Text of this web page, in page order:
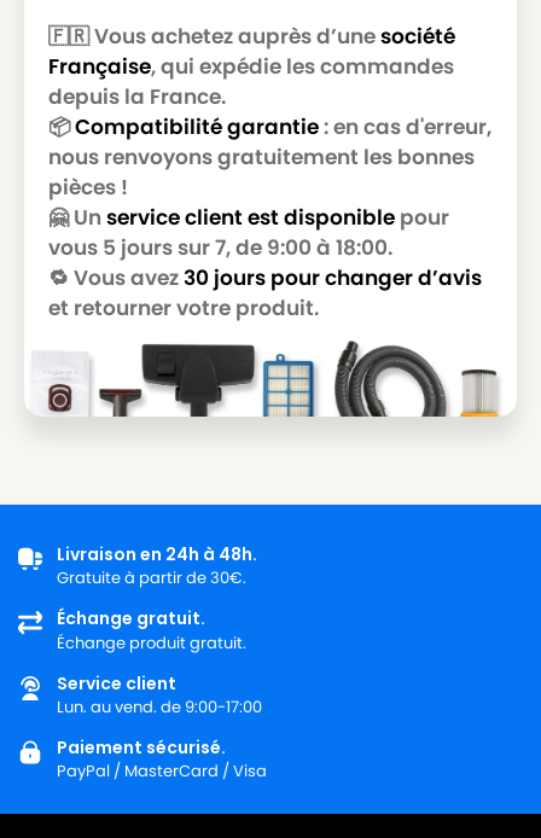
🇫🇷 Vous achetez auprès d’unesociété
Française, qui expédie les commandes
depuis la France.
📦Compatibilité garantie: en cas d'erreur,
nous renvoyons gratuitement les bonnes
pièces !
🤗 Un service client est disponible pour
vous 5 jours sur 7, de 9:00 à 18:00.
🔁 Vous avez30 jours pour changer d’avis
et retourner votre produit.
Livraison en 24h à 48h.
Gratuite à partir de 30€.
Échange gratuit.
Échange produit gratuit.
Service client
Lun. au vend. de 9:00-17:00
Paiement sécurisé.
PayPal / MasterCard / Visa